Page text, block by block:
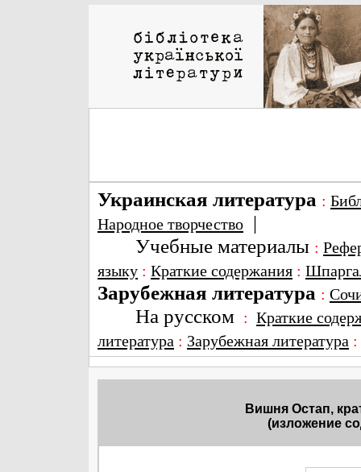
Украинская литература :
Народное творчество |
Учебные материалы :
языку : Краткие содержания :
Зарубежная литература :
На русском : Краткие
литература : Зарубежная литература
Вишня Остап,
(изложение